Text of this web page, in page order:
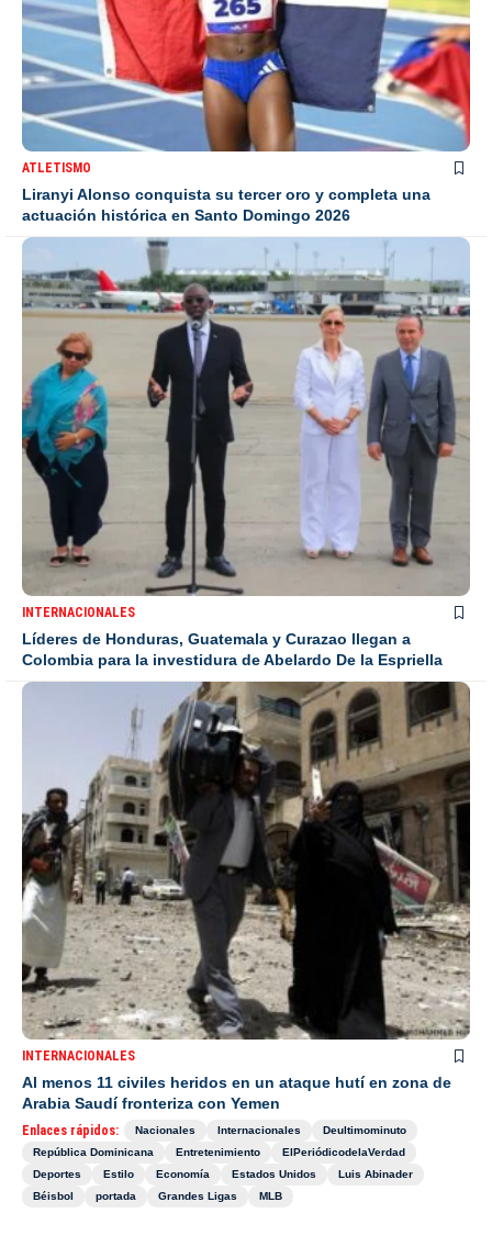
ATLETISMO
Liranyi Alonso conquista su tercer oro y completa una
actuación histórica en Santo Domingo 2026
INTERNACIONALES
Líderes de Honduras, Guatemala y Curazao llegan a
Colombia para la investidura de Abelardo De la Espriella
INTERNACIONALES
Al menos 11 civiles heridos en un ataque hutí en zona de
Arabia Saudí fronteriza con Yemen
Enlaces rápidos: Nacionales Internacionales
Deultimominuto
República Dominicana
Entretenimiento
ElPeriódicodelaVerdad
Deportes
Estilo Economía Estados Unidos
Luis Abinader
Béisbol
portada Grandes Ligas MLB